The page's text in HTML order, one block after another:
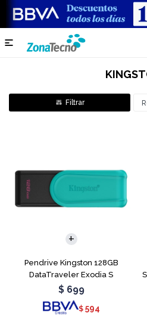

Pendrive Kingston 128GB
DataTraveler Exodia S
Turquesa
$ 699
$ 594